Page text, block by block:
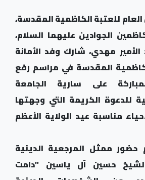
للعتبة الكاظمية المقدسة،
الجوادين عليهما السلام،
الأمير مهدي، شارك وفد الأمانة
المقدسة في مراسم رفع
على سارية الجامعة
للدعوة الكريمة التي وجهتها
مناسبة عيد الولاية الأعظم
ممثل المرجعية الدينية
حسين آل ياسين "دامت